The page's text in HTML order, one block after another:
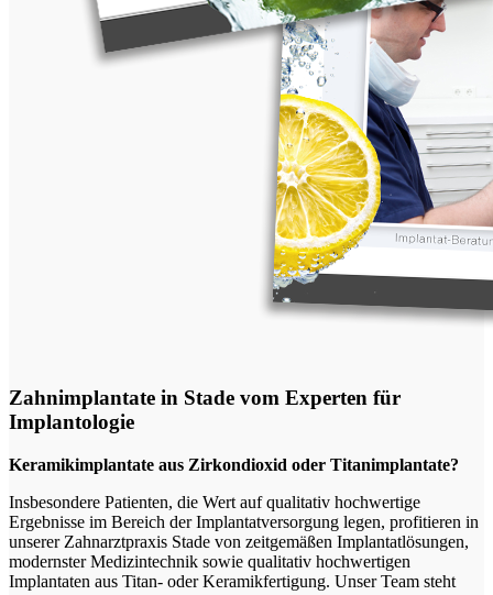
Zahnimplantate in Stade vom Experten für
Implantologie
Keramikimplantate aus Zirkondioxid oder Titanimplantate?
Insbesondere Patienten, die Wert auf qualitativ hochwertige
Ergebnisse im Bereich der Implantatversorgung legen, profitieren in
unserer Zahnarztpraxis Stade von zeitgemäßen Implantatlösungen,
modernster Medizintechnik sowie qualitativ hochwertigen
Implantaten aus Titan- oder Keramikfertigung. Unser Team steht